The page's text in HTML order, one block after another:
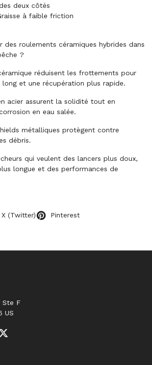
deux côtés
à faible friction
des roulements céramiques hybrides dans
?
réduisent les frottements pour
long et une récupération plus rapide.
acier assurent la solidité tout en
en eau salée.
métalliques protègent contre
débris.
qui veulent des lancers plus doux,
longue et des performances de
X (Twitter) Pinterest
Ste F
US
Twitter